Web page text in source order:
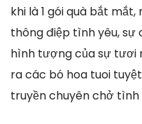
khi là 1 gói quà bắt
thông điệp tình yêu, sự
hình tượng của sự tươi
ra các bó hoa tuoi
truyền chuyên chở